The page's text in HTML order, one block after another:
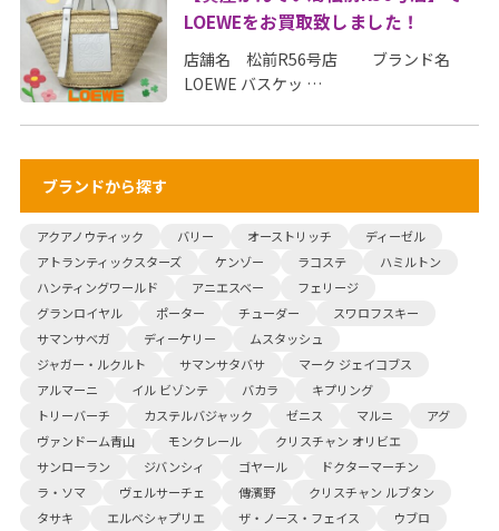
LOEWEをお買取致しました！
店舗名 松前R56号店 ブランド名
LOEWE バスケッ …
ブランドから探す
アクアノウティック バリー オーストリッチ
ディーゼル
アトランティックスターズ
ケンゾー ラコステ
ハミルトン
ハンティングワールド
アニエスベー
フェリージ
グランロイヤル
ポーター チューダー
スワロフスキー
サマンサベガ
ディーケリー
ムスタッシュ
ジャガー・ルクルト
サマンサタバサ
マーク ジェイコブス
アルマーニ
イル ビゾンテ バカラ
キプリング
トリーバーチ
カステルバジャック ゼニス マルニ
アグ
ヴァンドーム青山
モンクレール
クリスチャン オリビエ
サンローラン
ジバンシィ ゴヤール
ドクターマーチン
ラ・ソマ
ヴェルサーチェ 傳濱野
クリスチャン ルブタン
タサキ
エルベシャプリエ ザ・ノース・フェイス
ウブロ